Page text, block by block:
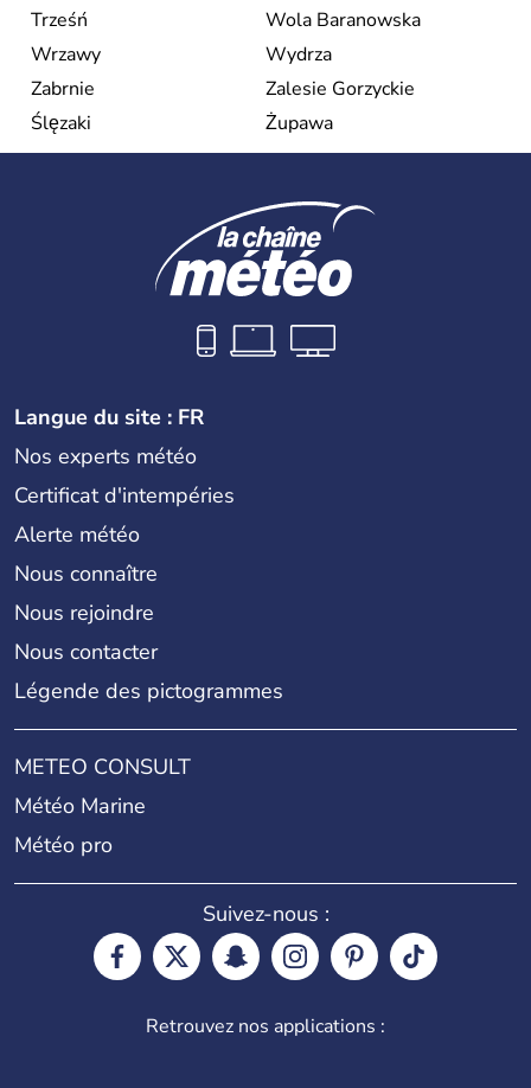
Trześń
Wola Baranowska
Wrzawy
Wydrza
Zabrnie
Zalesie Gorzyckie
Ślęzaki
Żupawa
Langue du site : FR
Nos experts météo
Certificat d'intempéries
Alerte météo
Nous connaître
Nous rejoindre
Nous contacter
Légende des pictogrammes
METEO CONSULT
Météo Marine
Météo pro
Suivez-nous :
Retrouvez nos applications :